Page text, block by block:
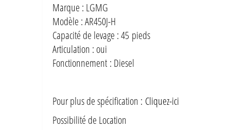
Marque : LGMG
Modèle : AR450J-H
Capacité de levage : 45 pieds
Articulation : oui
Fonctionnement : Diesel
Pour plus de spécification : Cliquez-ici
Possibilité de Location